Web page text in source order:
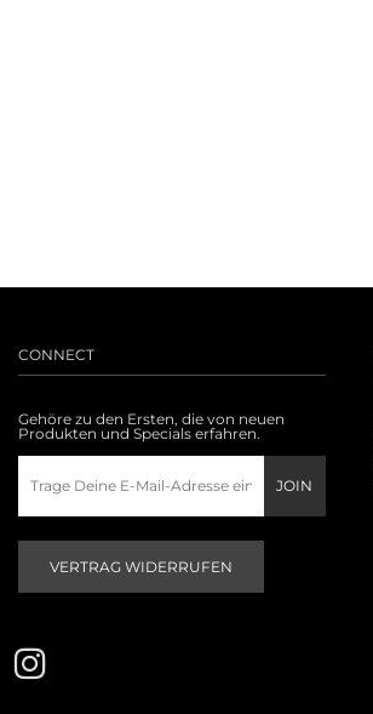
CONNECT
Gehöre zu den Ersten, die von neuen
Produkten und Specials erfahren.
VERTRAG WIDERRUFEN